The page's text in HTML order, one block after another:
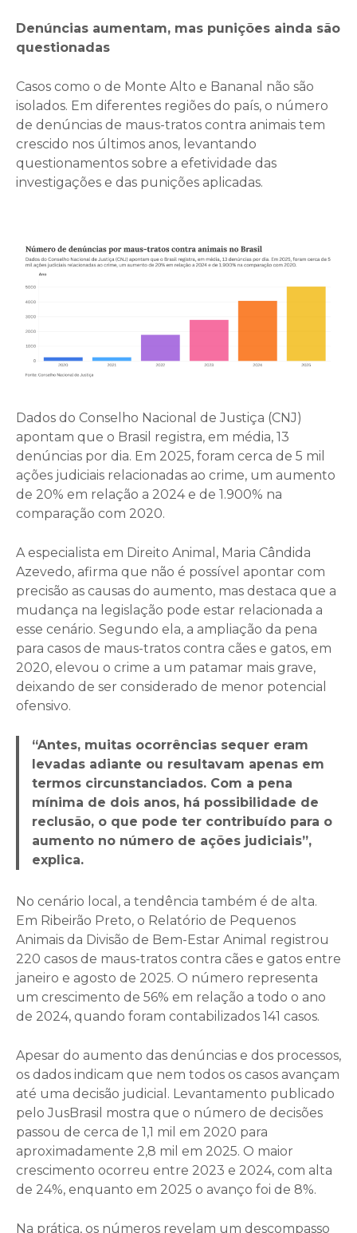
Denúncias aumentam, mas punições ainda são
questionadas
Casos como o de Monte Alto e Bananal não são
isolados. Em diferentes regiões do país, o número
de denúncias de maus-tratos contra animais tem
crescido nos últimos anos, levantando
questionamentos sobre a efetividade das
investigações e das punições aplicadas.
Dados do Conselho Nacional de Justiça (CNJ)
apontam que o Brasil registra, em média, 13
denúncias por dia. Em 2025, foram cerca de 5 mil
ações judiciais relacionadas ao crime, um aumento
de 20% em relação a 2024 e de 1.900% na
comparação com 2020.
A especialista em Direito Animal, Maria Cândida
Azevedo, afirma que não é possível apontar com
precisão as causas do aumento, mas destaca que a
mudança na legislação pode estar relacionada a
esse cenário. Segundo ela, a ampliação da pena
para casos de maus-tratos contra cães e gatos, em
2020, elevou o crime a um patamar mais grave,
deixando de ser considerado de menor potencial
ofensivo.
“Antes, muitas ocorrências sequer eram
levadas adiante ou resultavam apenas em
termos circunstanciados. Com a pena
mínima de dois anos, há possibilidade de
reclusão, o que pode ter contribuído para o
aumento no número de ações judiciais”,
explica.
No cenário local, a tendência também é de alta.
Em Ribeirão Preto, o Relatório de Pequenos
Animais da Divisão de Bem-Estar Animal registrou
220 casos de maus-tratos contra cães e gatos entre
janeiro e agosto de 2025. O número representa
um crescimento de 56% em relação a todo o ano
de 2024, quando foram contabilizados 141 casos.
Apesar do aumento das denúncias e dos processos,
os dados indicam que nem todos os casos avançam
até uma decisão judicial. Levantamento publicado
pelo JusBrasil mostra que o número de decisões
passou de cerca de 1,1 mil em 2020 para
aproximadamente 2,8 mil em 2025. O maior
crescimento ocorreu entre 2023 e 2024, com alta
de 24%, enquanto em 2025 o avanço foi de 8%.
Na prática, os números revelam um descompasso